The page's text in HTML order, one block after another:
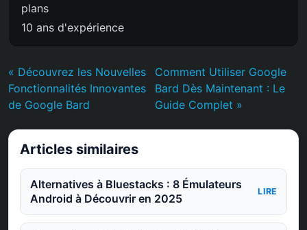
plans
10 ans d'expérience
« Découvrez les Nouvelles
Fonctionnalités Innovantes
de Google Bard
Comment Utiliser Google
Bard Dès Maintenant : Le
Guide Complet »
Articles similaires
Alternatives à Bluestacks : 8 Émulateurs
Android à Découvrir en 2025
LIRE